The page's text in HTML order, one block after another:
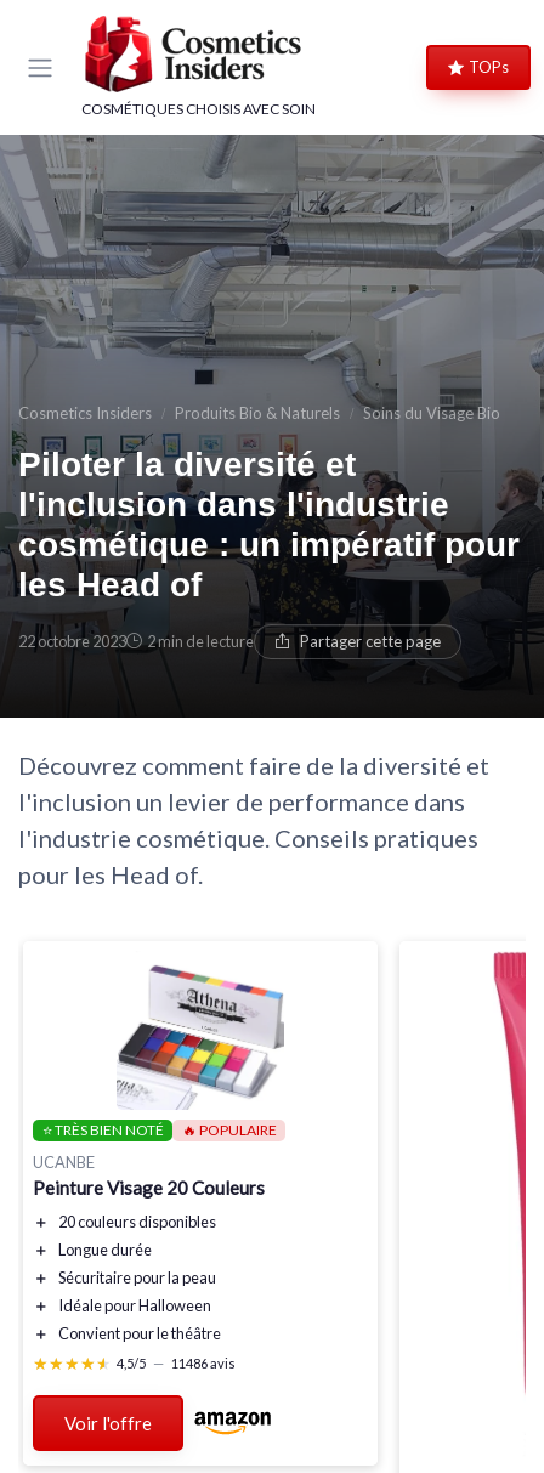
COSMÉTIQUES CHOISIS AVEC SOIN
TOPs
Cosmetics Insiders Produits Bio & Naturels Soins du Visage Bio
Piloter la diversité et
l'inclusion dans l'industrie
cosmétique : un impératif pour
les Head of
22 octobre 2023 2 min de lecture Partager cette page
Découvrez comment faire de la diversité et
l'inclusion un levier de performance dans
l'industrie cosmétique. Conseils pratiques
pour les Head of.
⭐ TRÈS BIEN NOTÉ 🔥 POPULAIRE
UCANBE
Peinture Visage 20 Couleurs
＋ 20 couleursdisponibles
＋
Longue durée
＋
Sécuritairepour la peau
＋
Idéale pour Halloween
＋
Convient pour le théâtre
★★★★★
★★★★★ 4,5/5 — 11486 avis
Voir l'offre
→ Je m'inscris
* En remplissant ce formulaire, j'accepte d'être
contacté(e) à des fins commerciales par Cosmetics
Insiders et ses partenaires.
→ Je rejoins le club
* En rejoignant le club, j'accepte de recevoir les emails
de Cosmetics Insiders et les offres de ses partenaires.
Panneau de gestion des cookies